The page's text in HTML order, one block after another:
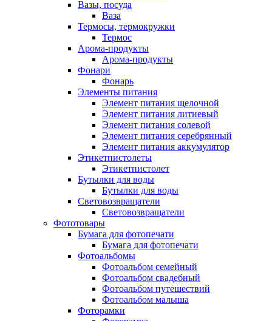
Вазы, посуда
Ваза
Термосы, термокружки
Термос
Арома-продукты
Арома-продукты
Фонари
Фонарь
Элементы питания
Элемент питания щелочной
Элемент питания литиевый
Элемент питания солевой
Элемент питания серебрянный
Элемент питания аккумулятор
Этикетпистолеты
Этикетпистолет
Бутылки для воды
Бутылки для воды
Световозвращатели
Световозвращатели
Фототовары
Бумага для фотопечати
Бумага для фотопечати
Фотоальбомы
Фотоальбом семейный
Фотоальбом свадебный
Фотоальбом путешествий
Фотоальбом малыша
Фоторамки